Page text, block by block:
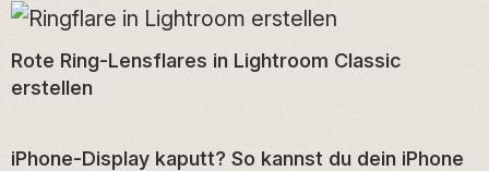
Rote Ring-Lensflares in Lightroom Classic
erstellen
iPhone-Display kaputt? So kannst du dein iPhone